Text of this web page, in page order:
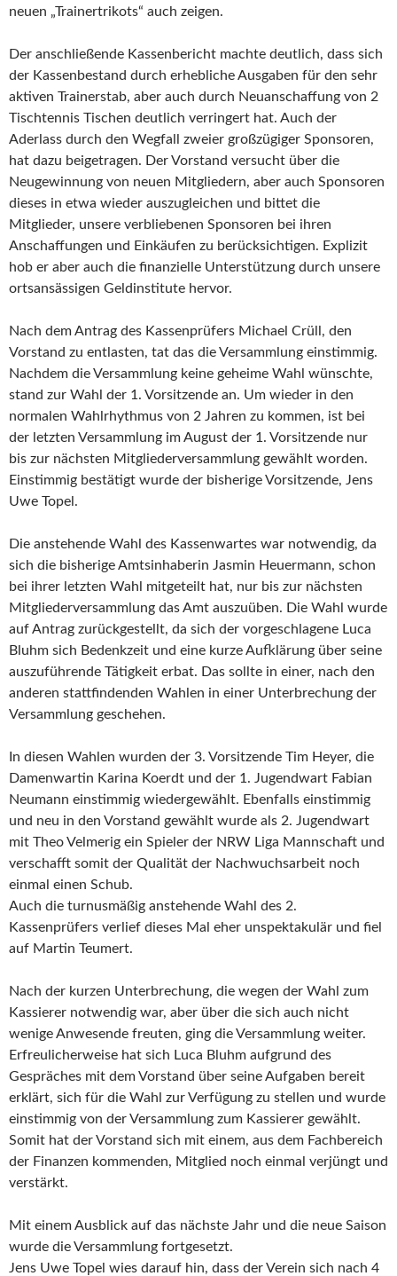
neuen „Trainertrikots“ auch zeigen.
Der anschließende Kassenbericht machte deutlich, dass sich
der Kassenbestand durch erhebliche Ausgaben für den sehr
aktiven Trainerstab, aber auch durch Neuanschaffung von 2
Tischtennis Tischen deutlich verringert hat. Auch der
Aderlass durch den Wegfall zweier großzügiger Sponsoren,
hat dazu beigetragen. Der Vorstand versucht über die
Neugewinnung von neuen Mitgliedern, aber auch Sponsoren
dieses in etwa wieder auszugleichen und bittet die
Mitglieder, unsere verbliebenen Sponsoren bei ihren
Anschaffungen und Einkäufen zu berücksichtigen. Explizit
hob er aber auch die finanzielle Unterstützung durch unsere
ortsansässigen Geldinstitute hervor.
Nach dem Antrag des Kassenprüfers Michael Crüll, den
Vorstand zu entlasten, tat das die Versammlung einstimmig.
Nachdem die Versammlung keine geheime Wahl wünschte,
stand zur Wahl der 1. Vorsitzende an. Um wieder in den
normalen Wahlrhythmus von 2 Jahren zu kommen, ist bei
der letzten Versammlung im August der 1. Vorsitzende nur
bis zur nächsten Mitgliederversammlung gewählt worden.
Einstimmig bestätigt wurde der bisherige Vorsitzende, Jens
Uwe Topel.
Die anstehende Wahl des Kassenwartes war notwendig, da
sich die bisherige Amtsinhaberin Jasmin Heuermann, schon
bei ihrer letzten Wahl mitgeteilt hat, nur bis zur nächsten
Mitgliederversammlung das Amt auszuüben. Die Wahl wurde
auf Antrag zurückgestellt, da sich der vorgeschlagene Luca
Bluhm sich Bedenkzeit und eine kurze Aufklärung über seine
auszuführende Tätigkeit erbat. Das sollte in einer, nach den
anderen stattfindenden Wahlen in einer Unterbrechung der
Versammlung geschehen.
In diesen Wahlen wurden der 3. Vorsitzende Tim Heyer, die
Damenwartin Karina Koerdt und der 1. Jugendwart Fabian
Neumann einstimmig wiedergewählt. Ebenfalls einstimmig
und neu in den Vorstand gewählt wurde als 2. Jugendwart
mit Theo Velmerig ein Spieler der NRW Liga Mannschaft und
verschafft somit der Qualität der Nachwuchsarbeit noch
einmal einen Schub.
Auch die turnusmäßig anstehende Wahl des 2.
Kassenprüfers verlief dieses Mal eher unspektakulär und fiel
auf Martin Teumert.
Nach der kurzen Unterbrechung, die wegen der Wahl zum
Kassierer notwendig war, aber über die sich auch nicht
wenige Anwesende freuten, ging die Versammlung weiter.
Erfreulicherweise hat sich Luca Bluhm aufgrund des
Gespräches mit dem Vorstand über seine Aufgaben bereit
erklärt, sich für die Wahl zur Verfügung zu stellen und wurde
einstimmig von der Versammlung zum Kassierer gewählt.
Somit hat der Vorstand sich mit einem, aus dem Fachbereich
der Finanzen kommenden, Mitglied noch einmal verjüngt und
verstärkt.
Mit einem Ausblick auf das nächste Jahr und die neue Saison
wurde die Versammlung fortgesetzt.
Jens Uwe Topel wies darauf hin, dass der Verein sich nach 4